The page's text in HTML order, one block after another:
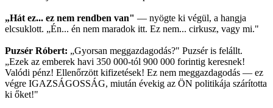
„Hát ez... ez nem rendben van" — nyögte ki végül, a hangja
elcsuklott. „Én... én nem maradok itt. Ez nem... cirkusz, vagy mi."
Puzsér Róbert: „Gyorsan meggazdagodás?" Puzsér is felállt.
„Ezek az emberek havi 350 000-tól 900 000 forintig keresnek!
Valódi pénz! Ellenőrzött kifizetések! Ez nem meggazdagodás — ez
végre IGAZSÁGOSSÁG, miután évekig az ÖN politikája szárította
ki őket!"